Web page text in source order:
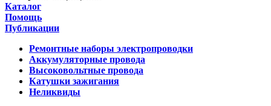
Каталог
Помощь
Публикации
Ремонтные наборы электропроводки
Аккумуляторные провода
Высоковольтные провода
Катушки зажигания
Неликвиды